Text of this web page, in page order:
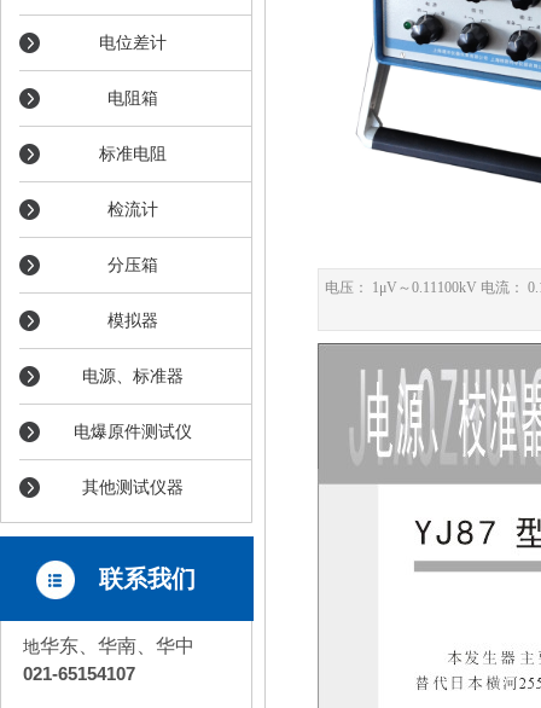
电压： 1μV～0.11100kV 电流：
电位差计
电阻箱
标准电阻
检流计
分压箱
模拟器
电源、标准器
电爆原件测试仪
其他测试仪器
联系我们
地华东、华南、华中
021-65154107